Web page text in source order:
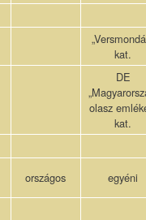
kat.
DE
olasz
kat.
országos egyéni